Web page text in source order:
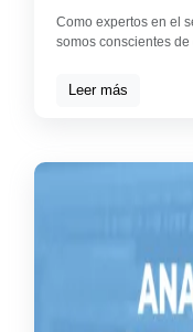
Como expertos en el
somos conscientes
Leer más